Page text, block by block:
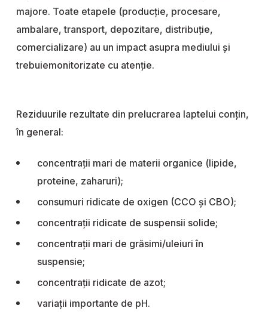
majore. Toate etapele (producție, procesare,
ambalare, transport, depozitare, distribuție,
comercializare) au un impact asupra mediului și
trebuiemonitorizate cu atenție.
Reziduurile rezultate din prelucrarea laptelui conțin,
în general:
concentrații mari de materii organice (lipide,
proteine, zaharuri);
consumuri ridicate de oxigen (CCO și CBO);
concentrații ridicate de suspensii solide;
concentrații mari de grăsimi/uleiuri în
suspensie;
concentrații ridicate de azot;
variații importante de pH.